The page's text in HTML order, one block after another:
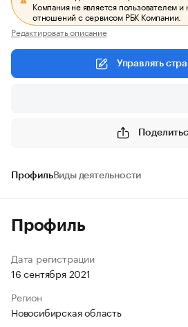
Компания не является пользователем
отношений с сервисом РБК Компании.
Редактировать описание
Управлять
ПрофильВиды деятельности
Профиль
Дата регистрации
16 сентября 2021
Регион
Новосибирская область